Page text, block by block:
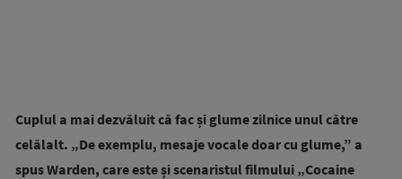
Cuplul a mai dezvăluit că fac și glume zilnice unul către
celălalt. „De exemplu, mesaje vocale doar cu glume,” a
spus Warden, care este și scenaristul filmului „Cocaine